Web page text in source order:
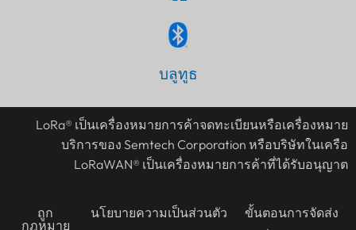
บลูทูธ
LoRa® เป็นเครื่องหมายการค้าจดทะเบียนหรือเครื่องหมาย
บริการของ Semtech Corporation หรือบริษัทในเครือ
LoRaWAN® เป็นเครื่องหมายการค้าที่ได้รับอนุญาต
ถูก
กฎหมาย
นโยบายความเป็นส่วนตัว
ขั้นตอนการจัดส่ง
ES
JA
AR